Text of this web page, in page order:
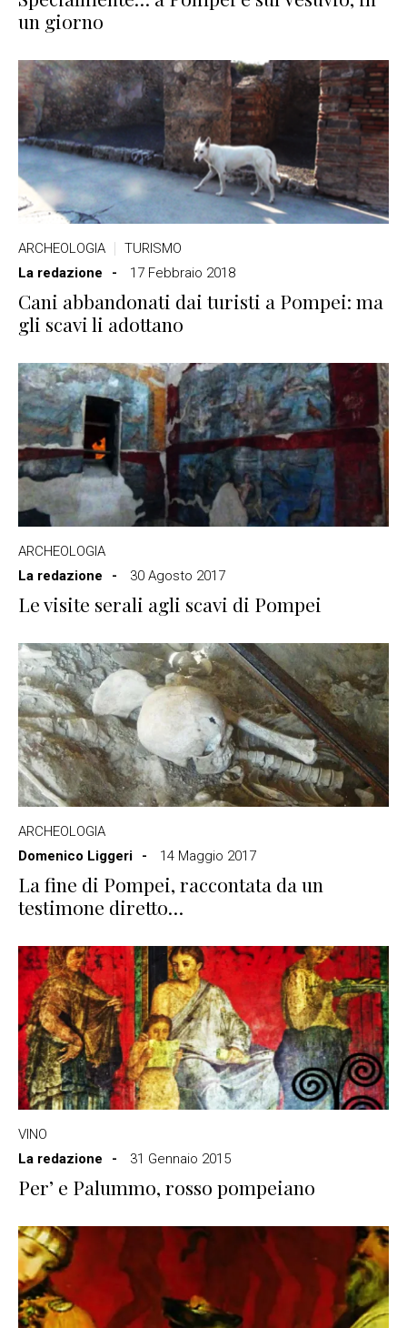
un giorno
ARCHEOLOGIA
TURISMO
La redazione
17 Febbraio 2018
Cani abbandonati dai turisti a Pompei: ma
gli scavi li adottano
ARCHEOLOGIA
La redazione
30 Agosto 2017
Le visite serali agli scavi di Pompei
ARCHEOLOGIA
Domenico Liggeri
14 Maggio 2017
La fine di Pompei, raccontata da un
testimone diretto…
VINO
La redazione
31 Gennaio 2015
Per’ e Palummo, rosso pompeiano